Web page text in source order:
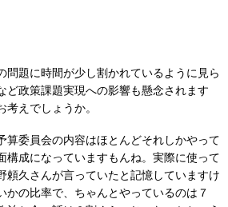
問題に時間が少し割かれているように見ら
ど政策課題実現への影響も懸念されます
考えでしょうか。
算委員会の内容はほとんどそれしかやって
構成になっていますもんね。実際に使って
頼久さんが言っていたと記憶していますけ
かの比率で、ちゃんとやっているのは７